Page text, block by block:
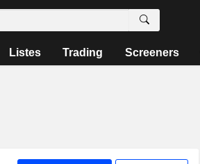
Listes Trading Screeners